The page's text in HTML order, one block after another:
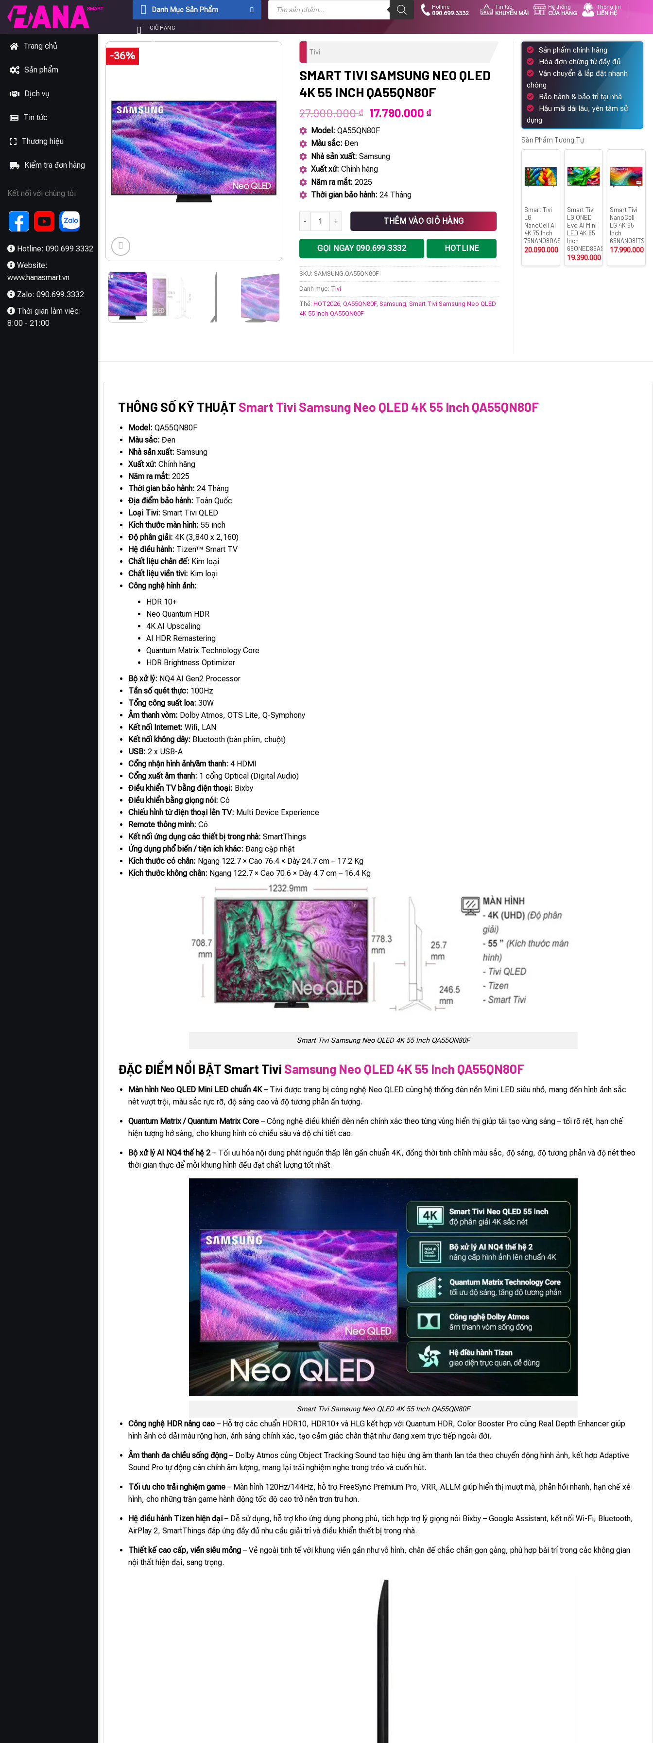
Chuyển
đến
dung
Danh Mục Sản Phẩm
Tìm
kiếm
phẩm
Hotline
090.699.3332
Tin tức
KHUYẾN MÃI
Hệ thống
CỬA HÀNG
Thông tin
LIÊN HỆ
GIỎ HÀNG
0₫
Trang chủ
Sản phẩm
Dịch vụ
Tin tức
Thương hiệu
Kiểm tra đơn hàng
Kết nối với chúng tôi
Hotline: 090.699.3332
Website:
www.hanasmart.vn
Zalo: 090.699.3332
Thời gian làm việc:
8:00 - 21:00
-36% Tivi
SMART TIVI SAMSUNG NEO QLED
4K 55 INCH QA55QN80F
27.900.000₫
Giá
gốc
là:
17.790.000 ₫Giá
Model: QA55QN80F
Màu sắc: Đen
Nhà sản xuất: Samsung
Xuất xứ: Chính hãng
Năm ra mắt: 2025
Thời gian bảo hành: 24 Tháng
Smart Tivi Samsung Neo QLED 4K 55 Inch QA55QN80F số lượng
THÊM VÀO GIỎ HÀNG
GỌI NGAY 090.699.3332 HOTLINE
SKU: SAMSUNG.QA55QN80F
Danh mục: Tivi
Thẻ:HOT2026,QA55QN80F,Samsung,Smart Tivi Samsung Neo QLED
4K 55 Inch QA55QN80F
Sản phẩm chính hãng
Hóa đơn chứng từ đầy đủ
Vận chuyển & lắp đặt nhanh
chóng
Bảo hành & bảo trì tại nhà
Hậu mãi dài lâu, yên tâm sử
dụng
Sản Phẩm Tương Tự
Smart Tivi
LG
NanoCell AI
4K 75 Inch
75NANO80ASA
20.090.000
Smart Tivi
LG QNED
Evo AI Mini
LED 4K 65
Inch
65QNED86ASA
19.390.000
Smart Tivi
NanoCell
LG 4K 65
Inch
65NANO81TSA
17.990.000
THÔNG SỐ KỸ THUẬT Smart Tivi Samsung Neo QLED 4K 55 Inch QA55QN80F
Model: QA55QN80F
Màu sắc: Đen
Nhà sản xuất: Samsung
Xuất xứ: Chính hãng
Năm ra mắt: 2025
Thời gian bảo hành: 24 Tháng
Địa điểm bảo hành: Toàn Quốc
Loại Tivi: Smart Tivi QLED
Kích thước màn hình: 55 inch
Độ phân giải: 4K (3,840 x 2,160)
Hệ điều hành: Tizen™ Smart TV
Chất liệu chân đế: Kim loại
Chất liệu viền tivi: Kim loại
Công nghệ hình ảnh:
HDR 10+
Neo Quantum HDR
4K AI Upscaling
AI HDR Remastering
Quantum Matrix Technology Core
HDR Brightness Optimizer
Bộ xử lý: NQ4 AI Gen2 Processor
Tần số quét thực: 100Hz
Tổng công suất loa: 30W
Âm thanh vòm: Dolby Atmos, OTS Lite, Q-Symphony
Kết nối Internet: Wifi, LAN
Kết nối không dây: Bluetooth (bàn phím, chuột)
USB: 2 x USB-A
Cổng nhận hình ảnh/âm thanh: 4 HDMI
Cổng xuất âm thanh: 1 cổng Optical (Digital Audio)
Điều khiển TV bằng điện thoại: Bixby
Điều khiển bằng giọng nói: Có
Chiếu hình từ điện thoại lên TV: Multi Device Experience
Remote thông minh: Có
Kết nối ứng dụng các thiết bị trong nhà: SmartThings
Ứng dụng phổ biến / tiện ích khác: Đang cập nhật
Kích thước có chân: Ngang 122.7 × Cao 76.4 × Dày 24.7 cm – 17.2 Kg
Kích thước không chân: Ngang 122.7 × Cao 70.6 × Dày 4.7 cm – 16.4 Kg
Smart Tivi Samsung Neo QLED 4K 55 Inch QA55QN80F
ĐẶC ĐIỂM NỔI BẬT Smart Tivi Samsung Neo QLED 4K 55 Inch QA55QN80F
Màn hình Neo QLED Mini LED chuẩn 4K– Tivi được trang bị công nghệ Neo QLED cùng hệ thống đèn nền Mini LED siêu nhỏ, mang đến hình ảnh sắc
nét vượt trội, màu sắc rực rỡ, độ sáng cao và độ tương phản ấn tượng.
Quantum Matrix / Quantum Matrix Core – Công nghệ điều khiển đèn nền chính xác theo từng vùng hiển thị giúp tái tạo vùng sáng – tối rõ rệt, hạn chế
hiện tượng hở sáng, cho khung hình có chiều sâu và độ chi tiết cao.
Bộ xử lý AI NQ4 thế hệ 2– Tối ưu hóa nội dung phát nguồn thấp lên gần chuẩn 4K, đồng thời tinh chỉnh màu sắc, độ sáng, độ tương phản và độ nét theo
thời gian thực để mỗi khung hình đều đạt chất lượng tốt nhất.
Smart Tivi Samsung Neo QLED 4K 55 Inch QA55QN80F
Công nghệ HDR nâng cao – Hỗ trợ các chuẩn HDR10, HDR10+ và HLG kết hợp với Quantum HDR, Color Booster Pro cùng Real Depth Enhancer giúp
hình ảnh có dải màu rộng hơn, ánh sáng chính xác, tạo cảm giác chân thật như đang xem trực tiếp ngoài đời.
Âm thanh đa chiều sống động – Dolby Atmos cùng Object Tracking Sound tạo hiệu ứng âm thanh lan tỏa theo chuyển động hình ảnh, kết hợp Adaptive
Sound Pro tự động cân chỉnh âm lượng, mang lại trải nghiệm nghe trong trẻo và cuốn hút.
Tối ưu cho trải nghiệm game – Màn hình 120Hz/144Hz, hỗ trợ FreeSync Premium Pro, VRR, ALLM giúp hiển thị mượt mà, phản hồi nhanh, hạn chế xé
hình, cho những trận game hành động tốc độ cao trở nên trơn tru hơn.
Hệ điều hành Tizen hiện đại – Dễ sử dụng, hỗ trợ kho ứng dụng phong phú, tích hợp trợ lý giọng nói Bixby – Google Assistant, kết nối Wi-Fi, Bluetooth,
AirPlay 2, SmartThings đáp ứng đầy đủ nhu cầu giải trí và điều khiển thiết bị trong nhà.
Thiết kế cao cấp, viền siêu mỏng – Vẻ ngoài tinh tế với khung viền gần như vô hình, chân đế chắc chắn gọn gàng, phù hợp bài trí trong các không gian
nội thất hiện đại, sang trọng.